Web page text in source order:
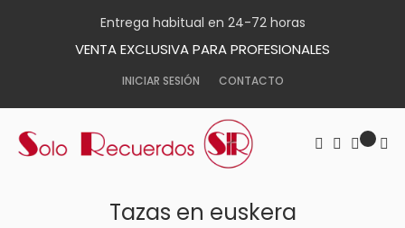
Entrega habitual en 24-72 horas
VENTA EXCLUSIVA PARA PROFESIONALES
INICIAR SESIÓN CONTACTO
Tazas en euskera